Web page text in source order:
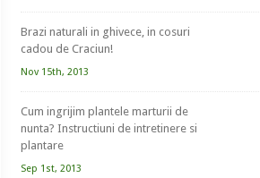
Brazi naturali in ghivece, in cosuri
cadou de Craciun!
Nov 15th, 2013
Cum ingrijim plantele marturii de
nunta? Instructiuni de intretinere si
plantare
Sep 1st, 2013